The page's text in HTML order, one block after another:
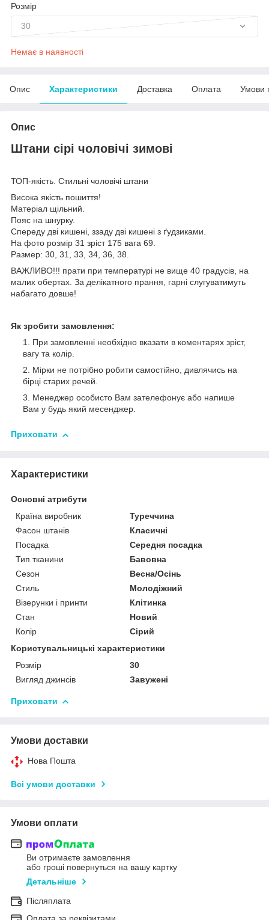
Розмір
30
Немає в наявності
Опис Характеристики Доставка Оплата Умови
Опис
Штани сірі чоловічі зимові
ТОП-якість. Стильні чоловічі штани
Висока якість пошиття!
Матеріал щільний.
Пояс на шнурку.
Спереду дві кишені, ззаду дві кишені з ґудзиками.
На фото розмір 31 зріст 175 вага 69.
Размер: 30, 31, 33, 34, 36, 38.
ВАЖЛИВО!!! прати при температурі не вище 40 градусів, на
малих обертах. За делікатного прання, гарні слугуватимуть
набагато довше!
Як зробити замовлення:
При замовленні необхідно вказати в коментарях зріст,
вагу та колір.
Мірки не потрібно робити самостійно, дивлячись на
бірці старих речей.
Менеджер особисто Вам зателефонує або напише
Вам у будь який месенджер.
Приховати
Характеристики
Основні атрибути
Країна виробник
Туреччина
Фасон штанів
Класичні
Посадка
Середня посадка
Тип тканини
Бавовна
Сезон
Весна/Осінь
Стиль
Молодіжний
Візерунки і принти
Клітинка
Стан
Новий
Колір
Сірий
Користувальницькі характеристики
Розмір
30
Вигляд джинсів
Завужені
Приховати
Умови доставки
Нова Пошта
Всі умови доставки
Умови оплати
Ви отримаєте замовлення
або гроші повернуться на вашу картку
Детальніше
Післяплата